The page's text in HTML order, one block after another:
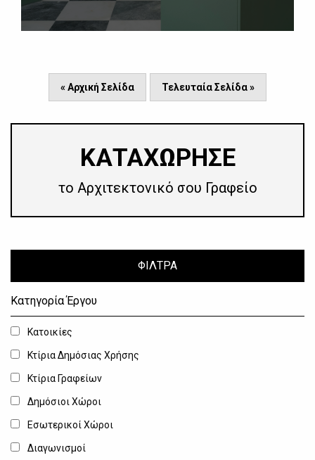
« Αρχική Σελίδα Τελευταία Σελίδα »
​ΚΑΤΑΧΩΡΗΣΕ
το Αρχιτεκτονικό σου Γραφείο
ΦΙΛΤΡΑ
Κατηγορία Έργου
Κατοικίες
Κτίρια Δημόσιας Χρήσης
Κτίρια Γραφείων
Δημόσιοι Χώροι
Εσωτερικοί Χώροι
Διαγωνισμοί